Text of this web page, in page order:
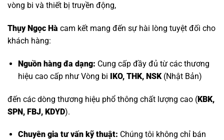
vòng bi và thiết bị truyền động,
Thụy Ngọc Hà cam kết mang đến sự hài lòng tuyệt đối cho
khách hàng:
Nguồn hàng đa dạng: Cung cấp đầy đủ từ các thương
hiệu cao cấp nhưVòng bi IKO, THK, NSK(Nhật Bản)
đến các dòng thương hiệu phổ thông chất lượng cao (KBK,
SPN, FBJ, KDYD).
Chuyên gia tư vấn kỹ thuật: Chúng tôi không chỉ bán